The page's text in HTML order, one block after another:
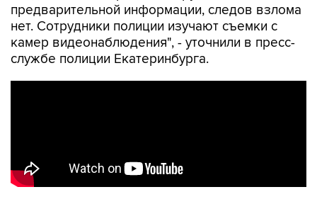
предварительной информации, следов взлома
нет. Сотрудники полиции изучают съемки с
камер видеонаблюдения", - уточнили в пресс-
службе полиции Екатеринбурга.